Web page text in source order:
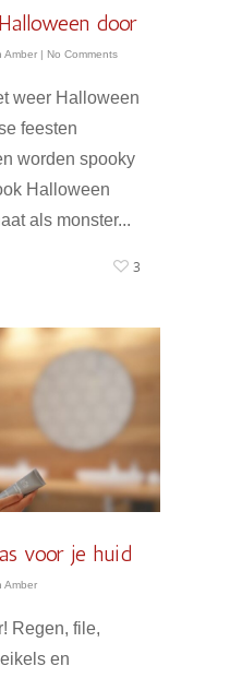
door
Amber | No Comments
weer Halloween
feesten
worden spooky
Halloween
als monster...
3
voor je huid
Amber
Regen, file,
en